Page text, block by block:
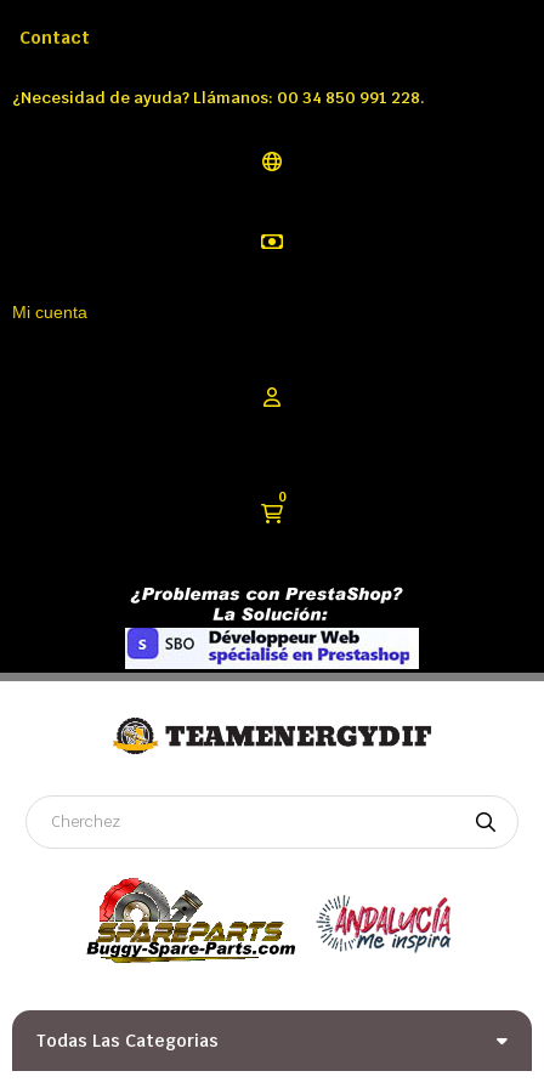
Contact
¿Necesidad de ayuda? Llámanos: 00 34 850 991 228.
Mi cuenta
0
Todas Las Categorias